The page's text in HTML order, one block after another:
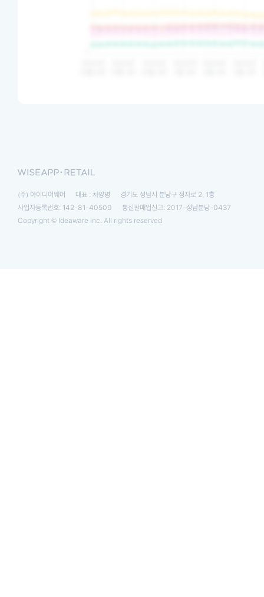
(주) 아이디어웨어 대표 : 차양명
경기도 성남시 분당구 정자로 2, 1층
사업자등록번호: 142-81-40509
통신판매업신고: 2017-성남분당-0437
Copyright © Ideaware Inc. All rights reserved